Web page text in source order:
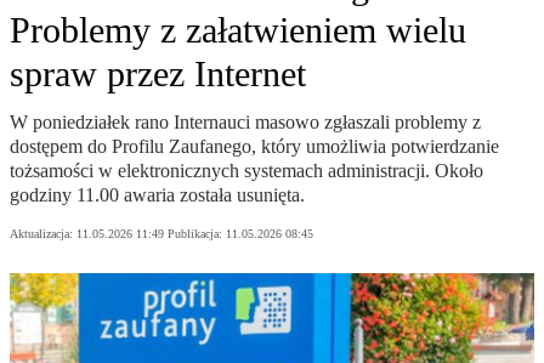
Problemy z załatwieniem wielu
spraw przez Internet
W poniedziałek rano Internauci masowo zgłaszali problemy z
dostępem do Profilu Zaufanego, który umożliwia potwierdzanie
tożsamości w elektronicznych systemach administracji. Około
godziny 11.00 awaria została usunięta.
Aktualizacja: 11.05.2026 11:49 Publikacja: 11.05.2026 08:45